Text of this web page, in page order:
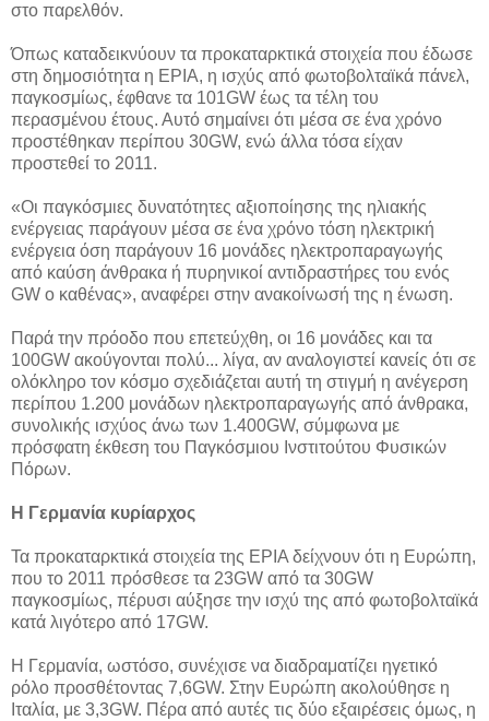
στο παρελθόν.
Όπως καταδεικνύουν τα προκαταρκτικά στοιχεία που έδωσε
στη δημοσιότητα η EPIA, η ισχύς από φωτοβολταϊκά πάνελ,
παγκοσμίως, έφθανε τα 101GW έως τα τέλη του
περασμένου έτους. Αυτό σημαίνει ότι μέσα σε ένα χρόνο
προστέθηκαν περίπου 30GW, ενώ άλλα τόσα είχαν
προστεθεί το 2011.
«Οι παγκόσμιες δυνατότητες αξιοποίησης της ηλιακής
ενέργειας παράγουν μέσα σε ένα χρόνο τόση ηλεκτρική
ενέργεια όση παράγουν 16 μονάδες ηλεκτροπαραγωγής
από καύση άνθρακα ή πυρηνικοί αντιδραστήρες του ενός
GW ο καθένας», αναφέρει στην ανακοίνωσή της η ένωση.
Παρά την πρόοδο που επετεύχθη, οι 16 μονάδες και τα
100GW ακούγονται πολύ... λίγα, αν αναλογιστεί κανείς ότι σε
ολόκληρο τον κόσμο σχεδιάζεται αυτή τη στιγμή η ανέγερση
περίπου 1.200 μονάδων ηλεκτροπαραγωγής από άνθρακα,
συνολικής ισχύος άνω των 1.400GW, σύμφωνα με
πρόσφατη έκθεση του Παγκόσμιου Ινστιτούτου Φυσικών
Πόρων.
Η Γερμανία κυρίαρχος
Τα προκαταρκτικά στοιχεία της EPIA δείχνουν ότι η Ευρώπη,
που το 2011 πρόσθεσε τα 23GW από τα 30GW
παγκοσμίως, πέρυσι αύξησε την ισχύ της από φωτοβολταϊκά
κατά λιγότερο από 17GW.
Η Γερμανία, ωστόσο, συνέχισε να διαδραματίζει ηγετικό
ρόλο προσθέτοντας 7,6GW. Στην Ευρώπη ακολούθησε η
Ιταλία, με 3,3GW. Πέρα από αυτές τις δύο εξαιρέσεις όμως, η